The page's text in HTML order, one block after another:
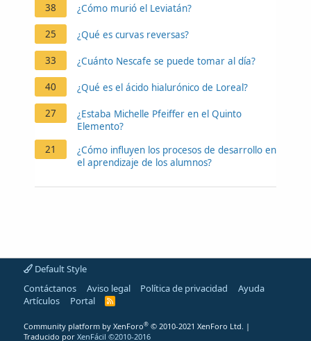
38 ¿Cómo murió el Leviatán?
25 ¿Qué es curvas reversas?
33 ¿Cuánto Nescafe se puede tomar al día?
40 ¿Qué es el ácido hialurónico de Loreal?
27
¿Estaba Michelle Pfeiffer en el Quinto
Elemento?
21
¿Cómo influyen los procesos de desarrollo en
el aprendizaje de los alumnos?
Default Style
Contáctanos
Aviso legal Política de privacidad
Ayuda
Artículos
Portal
R
Community platform by XenForo® © 2010-2021 XenForo Ltd. |
Traducido por XenFácil ©2010-2016